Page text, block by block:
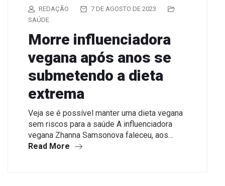
REDAÇÃO
7 DE AGOSTO DE 2023
SAÚDE
Morre influenciadora
vegana após anos se
submetendo a dieta
extrema
Veja se é possível manter uma dieta vegana
sem riscos para a saúde A influenciadora
vegana Zhanna Samsonova faleceu, aos…
Read More